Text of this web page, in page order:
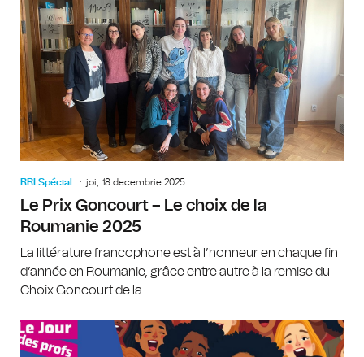
RRI Spécial joi, 18 decembrie 2025
Le Prix Goncourt – Le choix de la
Roumanie 2025
La littérature francophone est à l’honneur en chaque fin
d’année en Roumanie, grâce entre autre à la remise du
Choix Goncourt de la...